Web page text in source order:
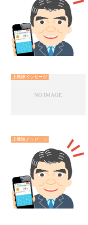
上機嫌メッセージ
上機嫌メッセージ